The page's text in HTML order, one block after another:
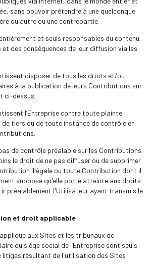
sans pouvoir prétendre à une quelconque
ou autre ou une contrepartie.
et seuls responsables du contenu
des conséquences de leur diffusion via les
disposer de tous les droits et/ou
à la publication de leurs Contributions sur
ci-dessus.
l’Entreprise contre toute plainte,
tiers ou de toute instance de contrôle en
de contrôle préalable sur les Contributions.
le droit de ne pas diffuser ou de supprimer
illégale ou toute Contribution dont il
supposé qu'elle porte atteinte aux droits
préalablement l'Utilisateur ayant transmis le
et droit applicable
aux Sites et les tribunaux de
du siège social de l’Entreprise sont seuls
litiges résultant de l'utilisation des Sites